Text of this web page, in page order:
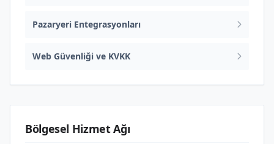
Pazaryeri Entegrasyonları
Web Güvenliği ve KVKK
Bölgesel Hizmet Ağı